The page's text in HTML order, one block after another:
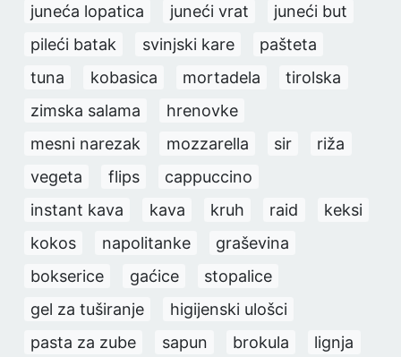
juneća lopatica
juneći vrat
juneći but
pileći batak
svinjski kare
pašteta
tuna
kobasica mortadela
tirolska
zimska salama
hrenovke
mesni narezak
mozzarella sir
riža
vegeta
flips
cappuccino
instant kava
kava kruh raid
keksi
kokos
napolitanke
graševina
bokserice
gaćice
stopalice
gel za tuširanje
higijenski ulošci
pasta za zube
sapun brokula
lignja